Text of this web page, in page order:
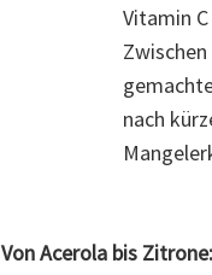
Vitamin
nach
Von Acerola bis Zitrone: